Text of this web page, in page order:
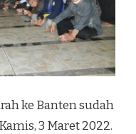
ke Banten sudah
3 Maret 2022.